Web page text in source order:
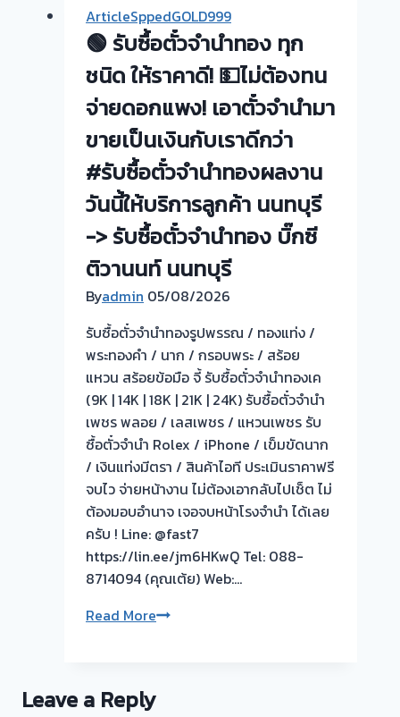
ผล
งาน
วัน
นี้
ให้
ลูกค้า
นนทบุรี
-
>
รับ
ซื้อ
ตั๋ว
จำนำ
ทอง
ปากเกร็ด
ห้า
แยก
นนทบุรี
ทอง
|
รับ
ตั่ว
จำนำ
ทอง
ปากเกร็ด|
ไทรน้อย
นนทบุรี
ให้
ราคา
สูง
เงินสด
ทันที
ArticleSppedGOLD999
🟢 รับซื้อตั๋วจำนำทอง ทุก
ชนิด ให้ราคาดี! 💵ไม่ต้องทน
จ่ายดอกแพง! เอาตั๋วจำนำมา
ขายเป็นเงินกับเราดีกว่า
#รับซื้อตั๋วจำนำทองผลงาน
วันนี้ให้บริการลูกค้า นนทบุรี
-> รับซื้อตั๋วจำนำทอง บิ๊กซี
ติวานนท์ นนทบุรี
Byadmin 05/08/2026
รับซื้อตั๋วจำนำทองรูปพรรณ / ทองแท่ง /
พระทองคำ / นาก / กรอบพระ / สร้อย
แหวน สร้อยข้อมือ จี้ รับซื้อตั๋วจำนำทองเค
(9K | 14K | 18K | 21K | 24K) รับซื้อตั๋วจำนำ
เพชร พลอย / เลสเพชร / แหวนเพชร รับ
ซื้อตั๋วจำนำ Rolex / iPhone / เข็มขัดนาก
/ เงินแท่งมีตรา / สินค้าไอที ประเมินราคาฟรี
จบไว จ่ายหน้างาน ไม่ต้องเอากลับไปเช็ต ไม่
ต้องมอบอำนาจ เจอจบหน้าโรงจำนำ ได้เลย
ครับ ! Line: @fast7
https://lin.ee/jm6HKwQ Tel: 088-
8714094 (คุณเต้ย) Web:…
Read More🟢
จำนำ
Leave a Reply